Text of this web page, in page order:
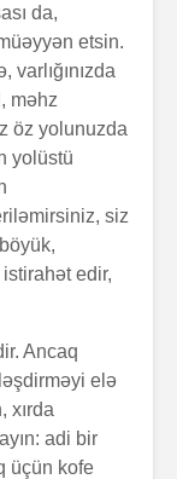
da,
etsin.
varlığınızda
məhz
öz yolunuzda
yolüstü
siz
edir,
Ancaq
elə
xırda
adi bir
üçün kofe